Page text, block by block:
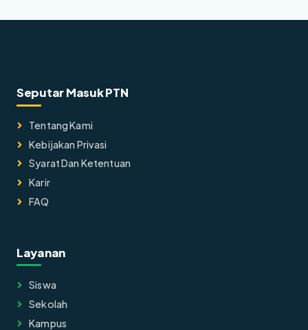
Seputar Masuk PTN
Tentang Kami
Kebijakan Privasi
Syarat Dan Ketentuan
Karir
FAQ
Layanan
Siswa
Sekolah
Kampus